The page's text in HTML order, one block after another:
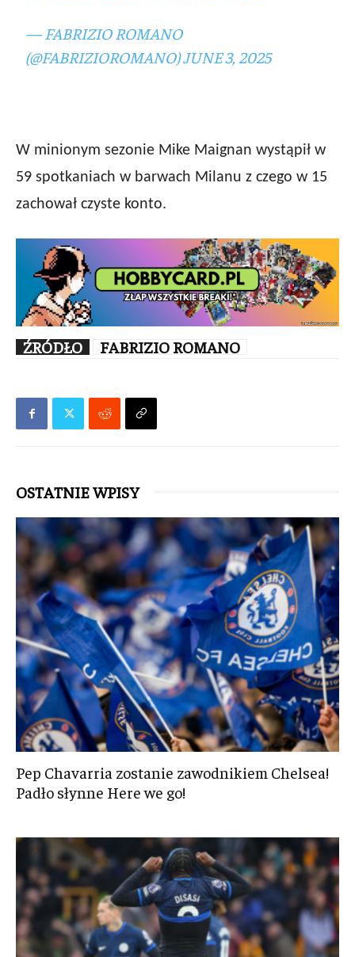
— FABRIZIO ROMANO
(@FABRIZIOROMANO)JUNE 3, 2025
W minionym sezonie Mike Maignan wystąpił w
59 spotkaniach w barwach Milanu z czego w 15
zachował czyste konto.
ŹRÓDŁO FABRIZIO ROMANO
OSTATNIE WPISY
Pep Chavarria zostanie zawodnikiem Chelsea!
Padło słynne Here we go!